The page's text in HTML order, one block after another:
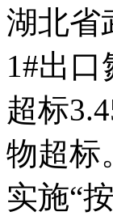
湖北省
1#出
超标
物超标
实施“